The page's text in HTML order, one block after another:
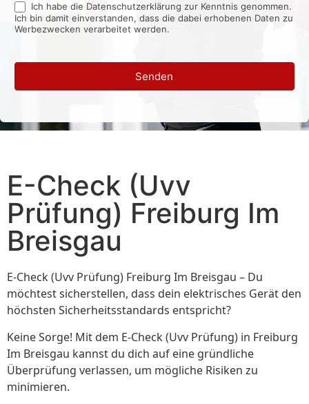
Ich habe die Datenschutzerklärung zur Kenntnis genommen.
Ich bin damit einverstanden, dass die dabei erhobenen Daten zu
Werbezwecken verarbeitet werden.
Senden
E-Check (Uvv
Prüfung) Freiburg Im
Breisgau
E-Check (Uvv Prüfung) Freiburg Im Breisgau – Du
möchtest sicherstellen, dass dein elektrisches Gerät den
höchsten Sicherheitsstandards entspricht?
Keine Sorge! Mit dem E-Check (Uvv Prüfung) in Freiburg
Im Breisgau kannst du dich auf eine gründliche
Überprüfung verlassen, um mögliche Risiken zu
minimieren.